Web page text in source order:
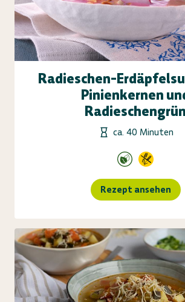
Radieschen-
Pinienkernen
Radieschengrün
ca. 40 Minuten
Rezept ansehen